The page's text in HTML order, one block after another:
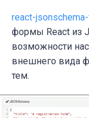
react-
формы React из
возможности
внешнего вида
тем.